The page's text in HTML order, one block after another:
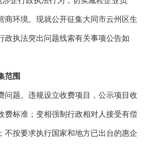
商环境。现就公开征集大同市云州区生
政执法突出问题线索有关事项公告如
范围
题。违规设立收费项目，公示项目收
费标准；变相强制行政相对人接受有偿
不按要求执行国家和地方已出台的惠企